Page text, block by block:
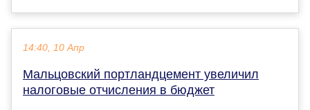
14:40, 10 Апр
Мальцовский портландцемент увеличил
налоговые отчисления в бюджет